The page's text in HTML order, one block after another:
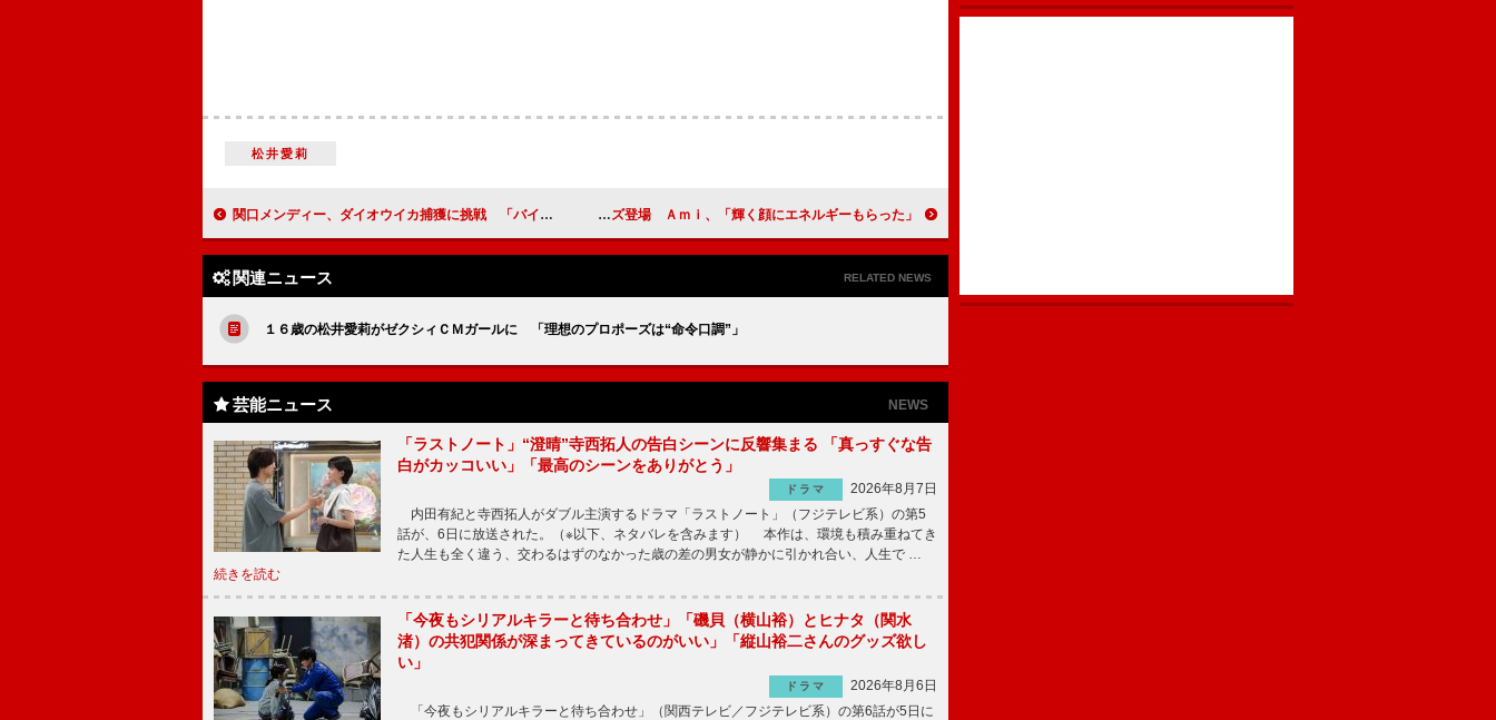
松井愛莉
関口メンディー、ダイオウイカ捕獲に挑戦 「バイキング」“神出鬼没の水曜日”初回放送 Ｅ－ｇｉｒｌｓ、入社式にサプライズ登場 Ａｍｉ、「輝く顔にエネルギーもらった」
関連ニュース RELATED NEWS
１６歳の松井愛莉がゼクシィＣＭガールに 「理想のプロポーズは“命令口調”」
芸能ニュース NEWS
「ラストノート」“澄晴”寺西拓人の告白シーンに反響集まる 「真っすぐな告
白がカッコいい」「最高のシーンをありがとう」
ドラマ
2026年8月7日
内田有紀と寺西拓人がダブル主演するドラマ「ラストノート」（フジテレビ系）の第5
話が、6日に放送された。（※以下、ネタバレを含みます） 本作は、環境も積み重ねてき
た人生も全く違う、交わるはずのなかった歳の差の男女が静かに引かれ合い、人生で …
続きを読む
「今夜もシリアルキラーと待ち合わせ」「磯貝（横山裕）とヒナタ（関水
渚）の共犯関係が深まってきているのがいい」「縦山裕二さんのグッズ欲し
い」
ドラマ
2026年8月6日
「今夜もシリアルキラーと待ち合わせ」（関西テレビ／フジテレビ系）の第6話が5日に